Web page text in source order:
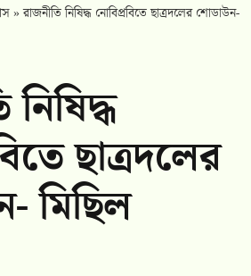
»রাজনীতি নিষিদ্ধ নোবিপ্রবিতে ছাত্রদলের শোডাউন-
ছাত্রদলের
মিছিল